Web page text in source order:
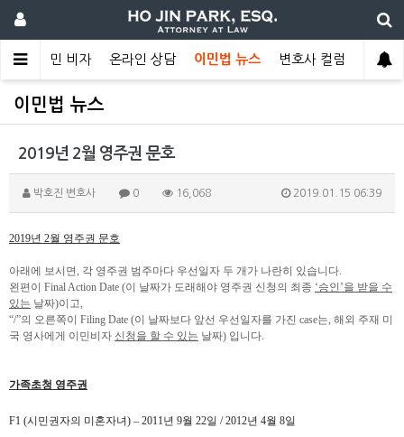
비이민 비자 온라인 상담 이민법 뉴스 변호사 컬럼
이민법 뉴스
2019년 2월 영주권 문호
박호진 변호사 0 16,068 2019.01.15 06:39
2019년 2월 영주권 문호
아래에 보시면, 각 영주권 범주마다 우선일자 두 개가 나란히 있습니다.
왼편이 Final Action Date (이 날짜가 도래해야 영주권 신청의 최종 ‘승인’을 받을 수
있는 날짜)이고,
“/”의 오른쪽이 Filing Date (이 날짜보다 앞선 우선일자를 가진 case는, 해외 주재 미
국 영사에게 이민비자 신청을 할 수 있는 날짜) 입니다.
가족초청 영주권
F1 (시민권자의 미혼자녀) – 2011년 9월 22일 / 2012년 4월 8일